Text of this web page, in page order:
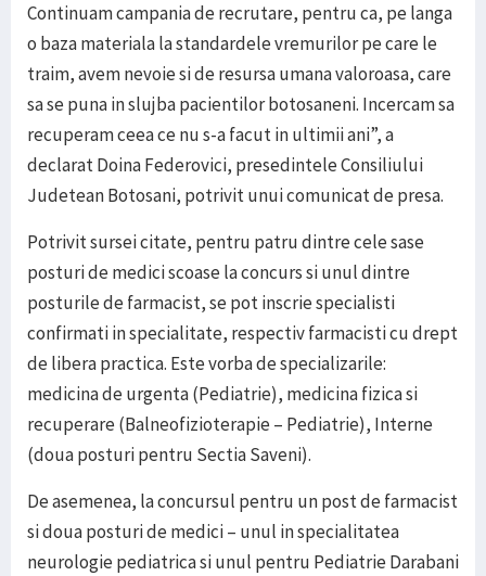
Continuam campania de recrutare, pentru ca, pe langa
o baza materiala la standardele vremurilor pe care le
traim, avem nevoie si de resursa umana valoroasa, care
sa se puna in slujba pacientilor botosaneni. Incercam sa
recuperam ceea ce nu s-a facut in ultimii ani”, a
declarat Doina Federovici, presedintele Consiliului
Judetean Botosani, potrivit unui comunicat de presa.
Potrivit sursei citate, pentru patru dintre cele sase
posturi de medici scoase la concurs si unul dintre
posturile de farmacist, se pot inscrie specialisti
confirmati in specialitate, respectiv farmacisti cu drept
de libera practica. Este vorba de specializarile:
medicina de urgenta (Pediatrie), medicina fizica si
recuperare (Balneofizioterapie – Pediatrie), Interne
(doua posturi pentru Sectia Saveni).
De asemenea, la concursul pentru un post de farmacist
si doua posturi de medici – unul in specialitatea
neurologie pediatrica si unul pentru Pediatrie Darabani